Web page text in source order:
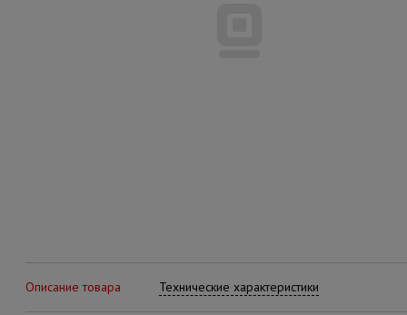
Описание товара Технические характеристики